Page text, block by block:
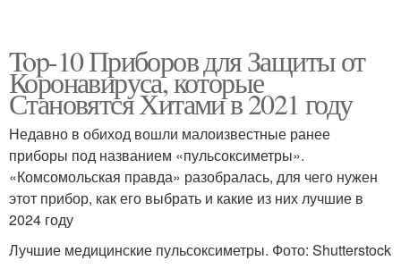
Top-10 Приборов для Защиты от
Коронавируса, которые
Становятся Хитами в 2021 году
Недавно в обиход вошли малоизвестные ранее
приборы под названием «пульсоксиметры».
«Комсомольская правда» разобралась, для чего нужен
этот прибор, как его выбрать и какие из них лучшие в
2024 году
Лучшие медицинские пульсоксиметры. Фото: Shutterstock